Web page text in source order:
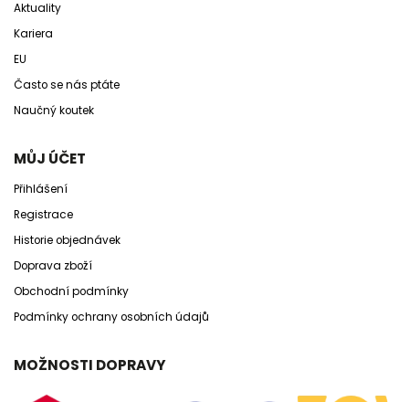
Aktuality
Kariera
EU
Často se nás ptáte
Naučný koutek
MŮJ ÚČET
Přihlášení
Registrace
Historie objednávek
Doprava zboží
Obchodní podmínky
Podmínky ochrany osobních údajů
MOŽNOSTI DOPRAVY